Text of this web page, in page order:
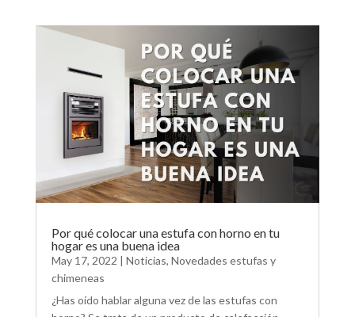
Por qué colocar una estufa con horno en tu
hogar es una buena idea
May 17, 2022 | Noticias, Novedades estufas y
chimeneas
¿Has oído hablar alguna vez de las estufas con